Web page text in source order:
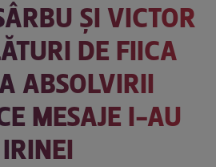
ȘI VICTOR
DE FIICA
ABSOLVIRII
MESAJE I-AU